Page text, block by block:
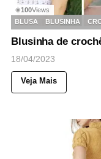
◉100Views
BLUSA
BLUSINHA
Blusinha de
18/04/2023
Veja Mais